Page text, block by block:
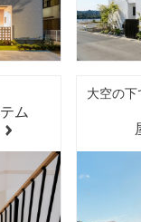
ルハウス
ルハウス OPEN予定
ルハウス
ルハウス OPEN予定
デルハウス
ルハウス OPEN！
ム
大空の下